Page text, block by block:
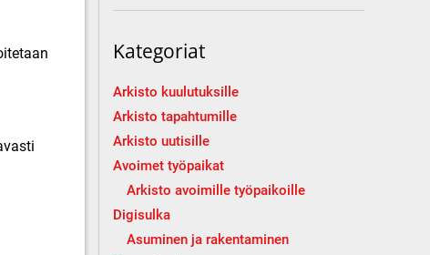
Kategoriat
Arkisto kuulutuksille
Arkisto tapahtumille
Arkisto uutisille
Avoimet työpaikat
Arkisto avoimille työpaikoille
Digisulka
Asuminen ja rakentaminen